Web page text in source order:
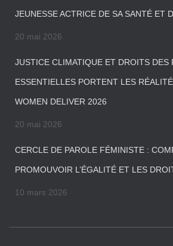
JEUNESSE ACTRICE DE SA SANTÉ ET
20 mai 2026
JUSTICE CLIMATIQUE ET DROITS DES
ESSENTIELLES PORTENT LES
WOMEN DELIVER 2026
20 mai 2026
CERCLE DE PAROLE FÉMINISTE :
PROMOUVOIR L’ÉGALITÉ ET LES
10 mars 2026